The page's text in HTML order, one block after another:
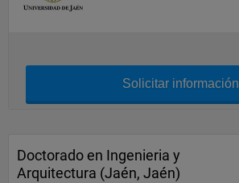
Solicitar información
Doctorado en Ingenieria y
Arquitectura (Jaén, Jaén)